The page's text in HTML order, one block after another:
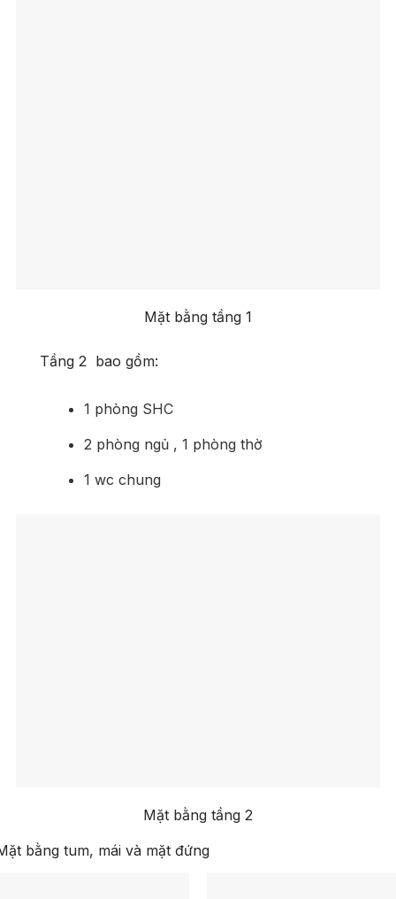
Mặt bằng tầng 1
Tầng 2 bao gồm:
1 phòng SHC
2 phòng ngủ , 1 phòng thờ
1 wc chung
Mặt bằng tầng 2
bằng tum, mái và mặt đứng